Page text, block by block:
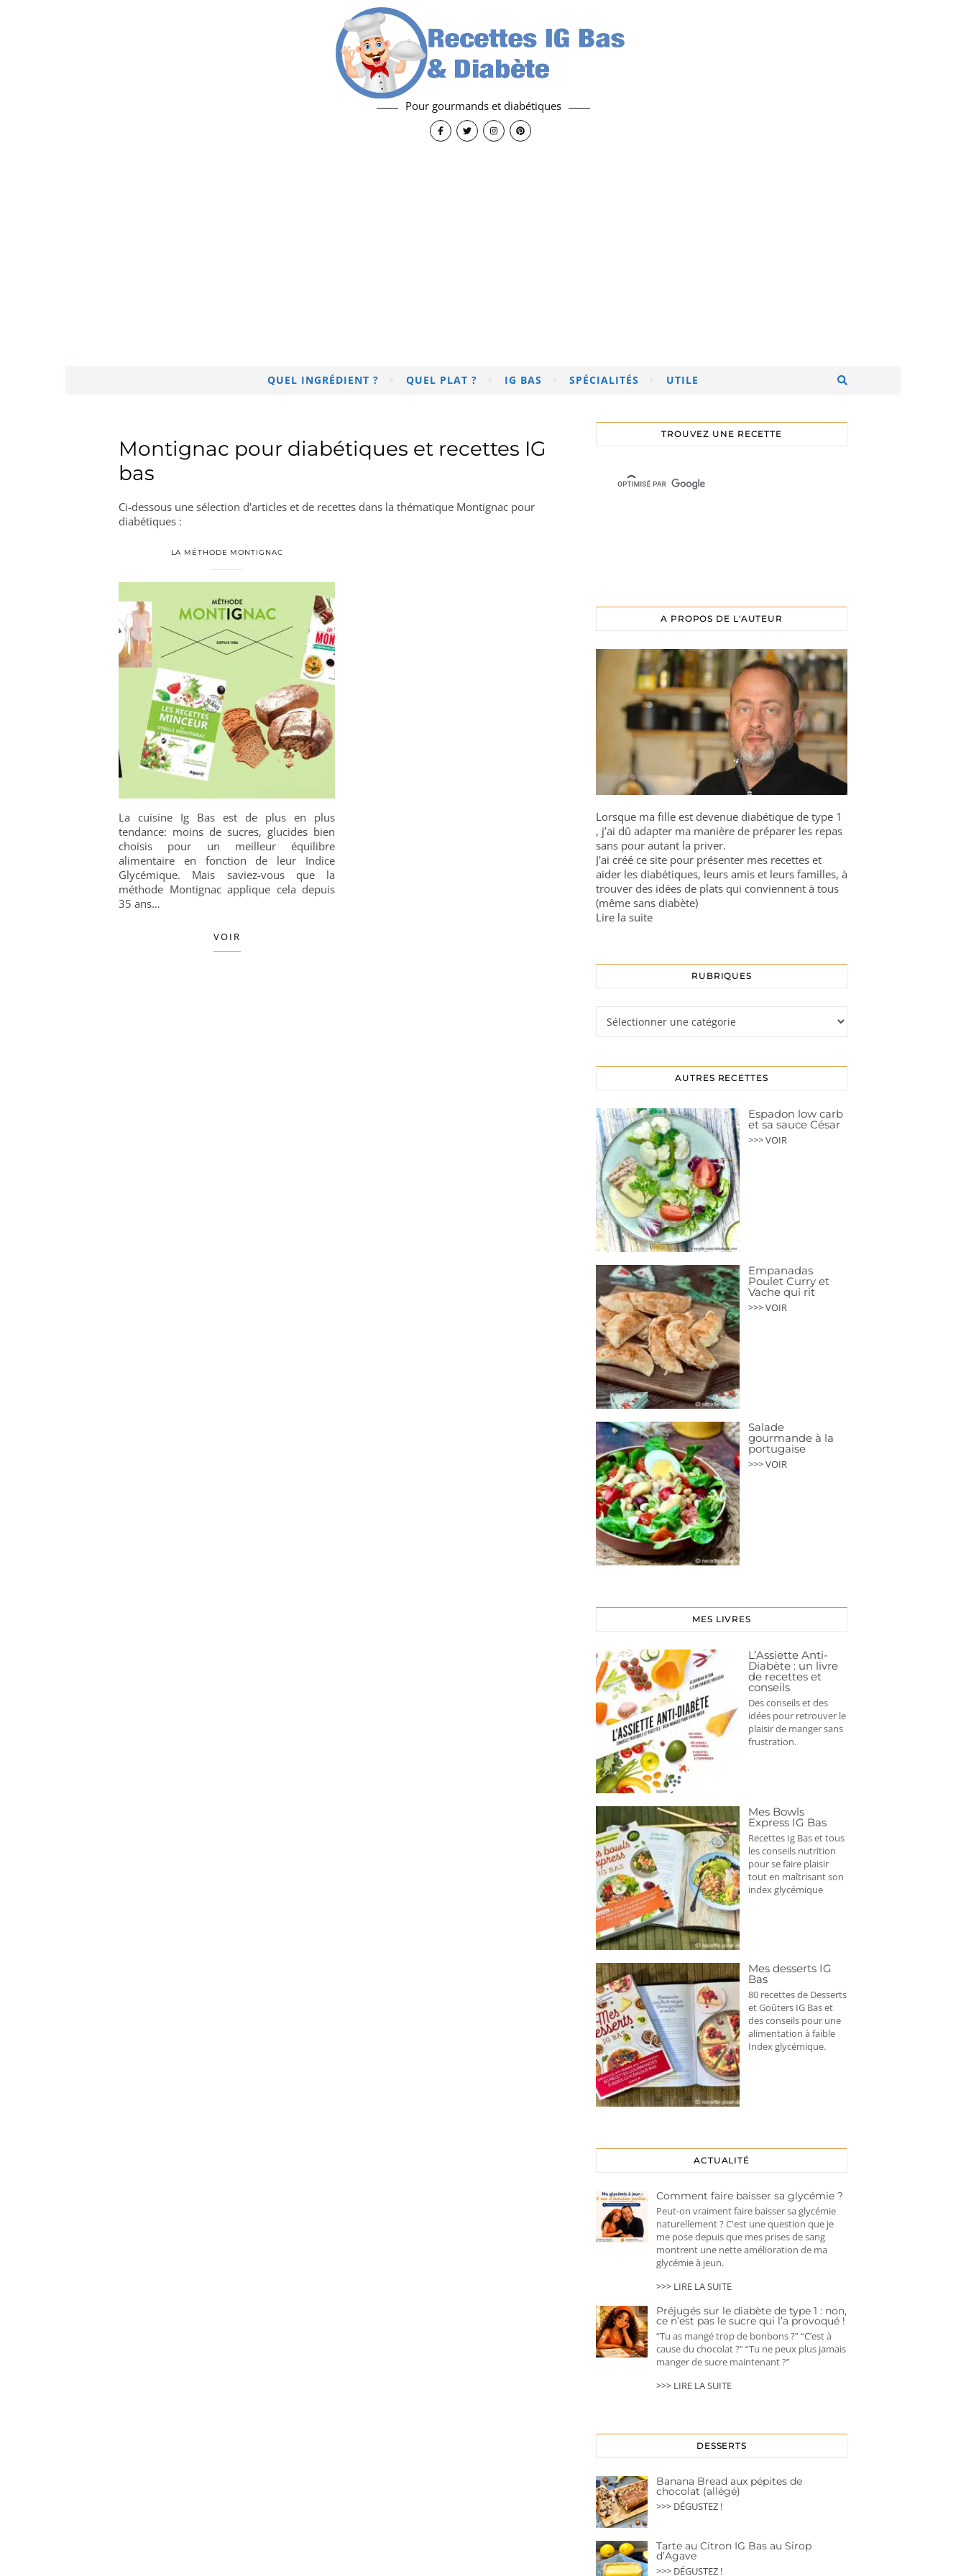
Pour gourmands et diabétiques
QUEL INGRÉDIENT ? QUEL PLAT ? IG BAS SPÉCIALITÉS UTILE
Montignac pour diabétiques et recettes IG
bas
Ci-dessous une sélection d'articles et de recettes dans la thématique Montignac pour
diabétiques :
LA MÉTHODE MONTIGNAC
La cuisine Ig Bas est de plus en plus
tendance: moins de sucres, glucides bien
choisis pour un meilleur équilibre
alimentaire en fonction de leur Indice
Glycémique. Mais saviez-vous que la
méthode Montignac applique cela depuis
35 ans…
VOIR
TROUVEZ UNE RECETTE
A PROPOS DE L'AUTEUR
Lorsque ma fille est devenue diabétique de type 1
, j’ai dû adapter ma manière de préparer les repas
sans pour autant la priver.
J'ai créé ce site pour présenter mes recettes et
aider les diabétiques, leurs amis et leurs familles, à
trouver des idées de plats qui conviennent à tous
(même sans diabète)
Lire la suite
RUBRIQUES
AUTRES RECETTES
Espadon low carb
et sa sauce César
>>> VOIR
Empanadas
Poulet Curry et
Vache qui rit
>>> VOIR
Salade
gourmande à la
portugaise
>>> VOIR
MES LIVRES
L’Assiette Anti-
Diabète : un livre
de recettes et
conseils
Des conseils et des
idées pour retrouver le
plaisir de manger sans
frustration.
Mes Bowls
Express IG Bas
Recettes Ig Bas et tous
les conseils nutrition
pour se faire plaisir
tout en maîtrisant son
index glycémique
Mes desserts IG
Bas
80 recettes de Desserts
et Goûters IG Bas et
des conseils pour une
alimentation à faible
Index glycémique.
ACTUALITÉ
Comment faire baisser sa glycémie ?
Peut-on vraiment faire baisser sa glycémie
naturellement ? C'est une question que je
me pose depuis que mes prises de sang
montrent une nette amélioration de ma
glycémie à jeun.
>>> LIRE LA SUITE
Préjugés sur le diabète de type 1 : non,
ce n’est pas le sucre qui l’a provoqué !
“Tu as mangé trop de bonbons ?” “C’est à
cause du chocolat ?” “Tu ne peux plus jamais
manger de sucre maintenant ?”
>>> LIRE LA SUITE
DESSERTS
Banana Bread aux pépites de
chocolat (allégé)
>>> DÉGUSTEZ !
Tarte au Citron IG Bas au Sirop
d’Agave
>>> DÉGUSTEZ !